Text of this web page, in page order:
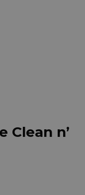
Clean n’